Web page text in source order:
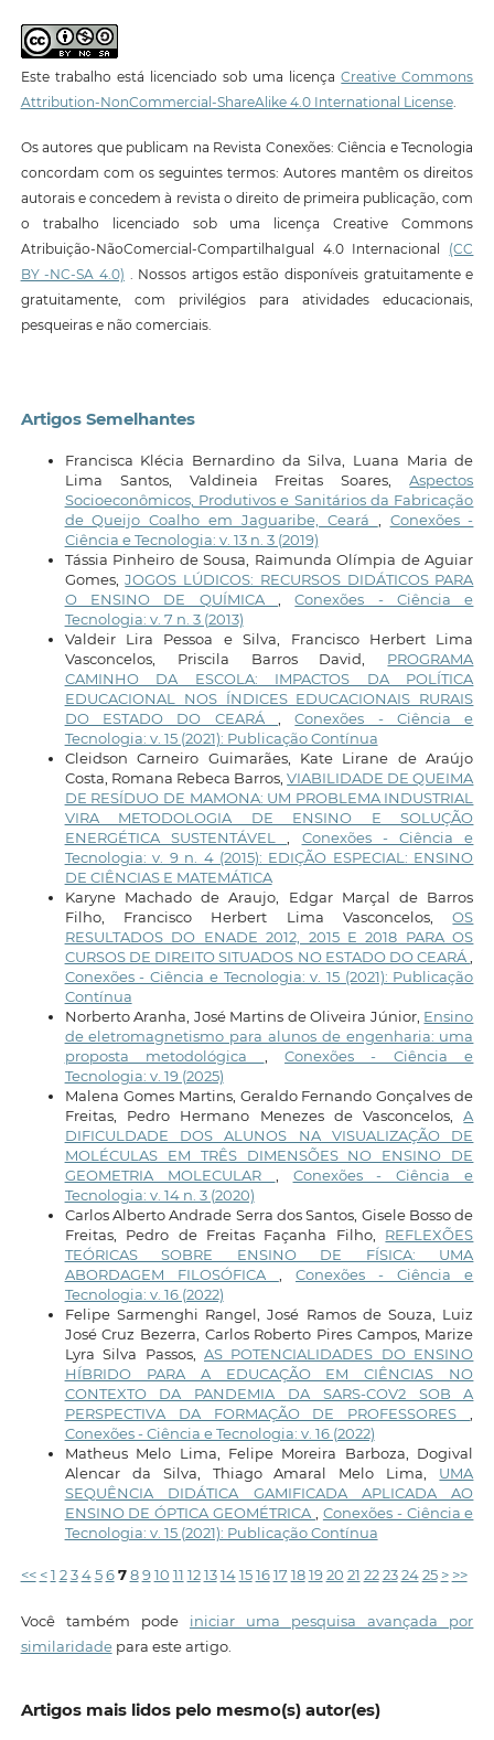
Este trabalho está licenciado sob uma licençaCreative Commons
Attribution-NonCommercial-ShareAlike 4.0 International License.
Os autores que publicam na Revista Conexões: Ciência e Tecnologia
concordam com os seguintes termos: Autores mantêm os direitos
autorais e concedem à revista o direito de primeira publicação, com
o trabalho licenciado sob uma licença Creative Commons
Atribuição-NãoComercial-CompartilhaIgual 4.0 Internacional (CC
BY -NC-SA 4.0) . Nossos artigos estão disponíveis gratuitamente e
gratuitamente, com privilégios para atividades educacionais,
pesqueiras e não comerciais.
Artigos Semelhantes
Francisca Klécia Bernardino da Silva, Luana Maria de
Lima Santos, Valdineia Freitas Soares,Aspectos
Socioeconômicos, Produtivos e Sanitários da Fabricação
de Queijo Coalho em Jaguaribe, Ceará
Conexões -
Ciência e Tecnologia: v. 13 n. 3 (2019)
Tássia Pinheiro de Sousa, Raimunda Olímpia de Aguiar
Gomes,JOGOS LÚDICOS: RECURSOS DIDÁTICOS PARA
O ENSINO DE QUÍMICA
,Conexões - Ciência e
Tecnologia: v. 7 n. 3 (2013)
Valdeir Lira Pessoa e Silva, Francisco Herbert Lima
Vasconcelos, Priscila Barros David, PROGRAMA
CAMINHO DA ESCOLA: IMPACTOS DA POLÍTICA
EDUCACIONAL NOS ÍNDICES EDUCACIONAIS RURAIS
DO ESTADO DO CEARÁ
,Conexões - Ciência e
Tecnologia: v. 15 (2021): Publicação Contínua
Cleidson Carneiro Guimarães, Kate Lirane de Araújo
Costa, Romana Rebeca Barros,VIABILIDADE DE QUEIMA
DE RESÍDUO DE MAMONA: UM PROBLEMA INDUSTRIAL
VIRA METODOLOGIA DE ENSINO E SOLUÇÃO
ENERGÉTICA SUSTENTÁVEL
Conexões - Ciência e
Tecnologia: v. 9 n. 4 (2015): EDIÇÃO ESPECIAL: ENSINO
DE CIÊNCIAS E MATEMÁTICA
Karyne Machado de Araujo, Edgar Marçal de Barros
Filho, Francisco Herbert Lima Vasconcelos,OS
RESULTADOS DO ENADE 2012, 2015 E 2018 PARA OS
CURSOS DE DIREITO SITUADOS NO ESTADO DO CEARÁ
Conexões - Ciência e Tecnologia: v. 15 (2021): Publicação
Contínua
Norberto Aranha, José Martins de Oliveira Júnior, Ensino
de eletromagnetismo para alunos de engenharia: uma
proposta metodológica
,Conexões - Ciência e
Tecnologia: v. 19 (2025)
Malena Gomes Martins, Geraldo Fernando Gonçalves de
Freitas, Pedro Hermano Menezes de Vasconcelos,A
DIFICULDADE DOS ALUNOS NA VISUALIZAÇÃO DE
MOLÉCULAS EM TRÊS DIMENSÕES NO ENSINO DE
GEOMETRIA MOLECULAR
Conexões - Ciência e
Tecnologia: v. 14 n. 3 (2020)
Carlos Alberto Andrade Serra dos Santos, Gisele Bosso de
Freitas, Pedro de Freitas Façanha Filho, REFLEXÕES
TEÓRICAS SOBRE ENSINO DE FÍSICA: UMA
ABORDAGEM FILOSÓFICA
,Conexões - Ciência e
Tecnologia: v. 16 (2022)
Felipe Sarmenghi Rangel, José Ramos de Souza, Luiz
José Cruz Bezerra, Carlos Roberto Pires Campos, Marize
Lyra Silva Passos, AS POTENCIALIDADES DO ENSINO
HÍBRIDO PARA A EDUCAÇÃO EM CIÊNCIAS NO
CONTEXTO DA PANDEMIA DA SARS-COV2 SOB A
PERSPECTIVA DA FORMAÇÃO DE PROFESSORES
Conexões - Ciência e Tecnologia: v. 16 (2022)
Matheus Melo Lima, Felipe Moreira Barboza, Dogival
Alencar da Silva, Thiago Amaral Melo Lima, UMA
SEQUÊNCIA DIDÁTICA GAMIFICADA APLICADA AO
ENSINO DE ÓPTICA GEOMÉTRICA
Conexões - Ciência e
Tecnologia: v. 15 (2021): Publicação Contínua
<< < 1 2 3 4 5 6 7 8 9 10 11 12 13 14 15 16 17 18 19 20 21 22 23 24 25 > >>
Você também pode iniciar uma pesquisa avançada por
similaridadepara este artigo.
Artigos mais lidos pelo mesmo(s) autor(es)